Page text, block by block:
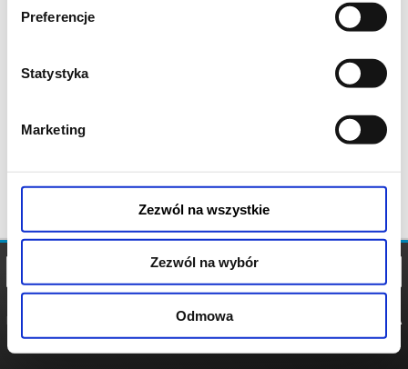
Preferencje
Statystyka
Marketing
Zezwól na wszystkie
Zezwól na wybór
Odmowa
POLITYKA
POLITYKA